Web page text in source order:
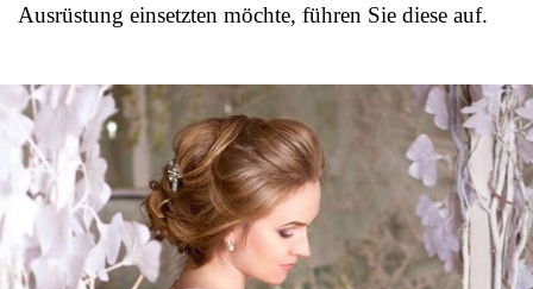
Ausrüstung einsetzten möchte, führen Sie diese auf.